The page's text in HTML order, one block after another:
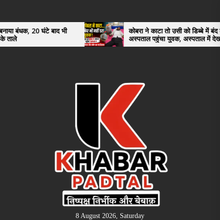
the
content
बाद भी
कोबरा ने काटा तो उसी को डिब्बे में बंद कर
अस्पताल पहुंचा युवक, अस्पताल में देखकर डॉक्टर
भी रह गए हैरान
8 August 2026, Saturday